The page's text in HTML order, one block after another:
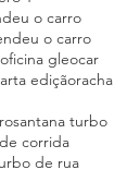
o carro
o carro
oficina gleocar
ediçãoracha
santana turbo
corrida
de rua